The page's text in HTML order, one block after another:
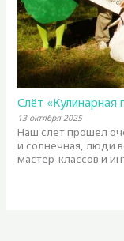
Слёт «Кулинарная
13 октября 2025
Наш слет прошел
и солнечная, люди
мастер-классов и